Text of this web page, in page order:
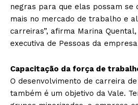
negras para que elas possam se
mais no mercado de trabalho e
carreiras”, afirma Marina
executiva de Pessoas da
Capacitação da força de
O desenvolvimento de carreira
também é um objetivo da Vale.